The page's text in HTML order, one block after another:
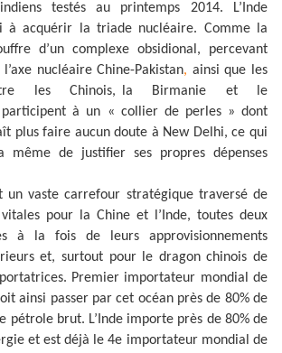
testés au printemps 2014. L’Inde
à acquérir la triade nucléaire. Comme la
d’un complexe obsidional, percevant
nucléaire Chine-Pakistan, ainsi que les
entre les Chinois, la Birmanie et le
participent à un « collier de perles » dont
plus faire aucun doute à New Delhi, ce qui
même de justifier ses propres dépenses
un vaste carrefour stratégique traversé de
pour la Chine et l’Inde, toutes deux
à la fois de leurs approvisionnements
et, surtout pour le dragon chinois de
Premier importateur mondial de
ainsi passer par cet océan près de 80% de
pétrole brut. L’Inde importe près de 80% de
et est déjà le 4e importateur mondial de